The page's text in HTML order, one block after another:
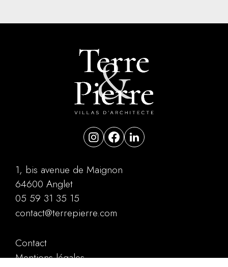
1, bis avenue de Maignon
64600 Anglet
05 59 31 35 15
contact@terrepierre.com
Contact
Mentions légales